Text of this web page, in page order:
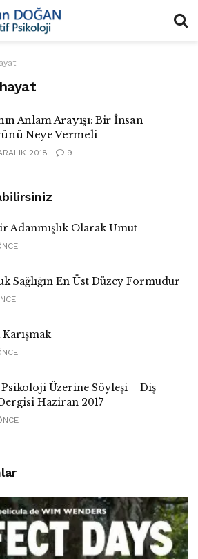
Anlam Arayışı: Bir İnsan
Neye Vermeli
2018 9
Adanmışlık Olarak Umut
Sağlığın En Üst Düzey Formudur
Üzerine Söyleşi – Diş
Haziran 2017